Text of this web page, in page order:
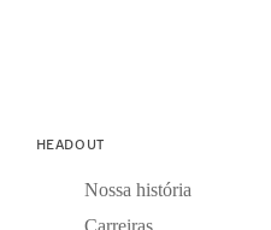
HEADOUT
Nossa história
Carreiras